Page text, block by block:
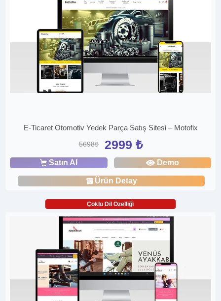
E-Ticaret Otomotiv Yedek Parça Satış Sitesi – Motofix
5698₺ 2999 ₺
Satın Al Demo
Ürün Detay
Çoklu Dil Özelliği